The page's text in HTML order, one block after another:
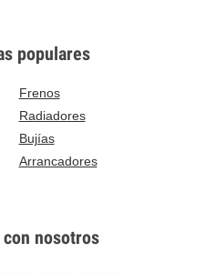
populares
Frenos
Radiadores
Bujías
Arrancadores
nosotros